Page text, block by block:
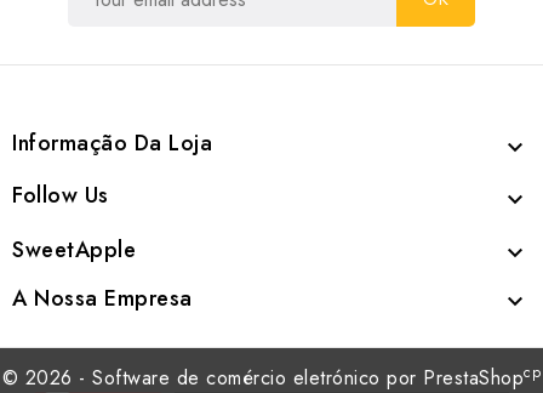
Informação Da Loja 
Follow Us 
SweetApple 
A Nossa Empresa 
© 2026 - Software de comércio eletrónico por PrestaShopcp